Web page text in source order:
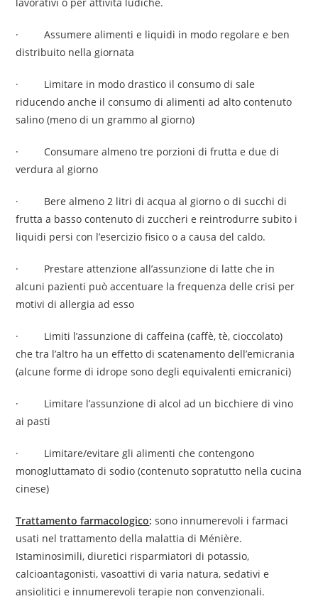
lavorativi o per attività ludiche.
· Assumere alimenti e liquidi in modo regolare e ben
distribuito nella giornata
· Limitare in modo drastico il consumo di sale
riducendo anche il consumo di alimenti ad alto contenuto
salino (meno di un grammo al giorno)
· Consumare almeno tre porzioni di frutta e due di
verdura al giorno
· Bere almeno 2 litri di acqua al giorno o di succhi di
frutta a basso contenuto di zuccheri e reintrodurre subito i
liquidi persi con l’esercizio fisico o a causa del caldo.
· Prestare attenzione all’assunzione di latte che in
alcuni pazienti può accentuare la frequenza delle crisi per
motivi di allergia ad esso
· Limiti l’assunzione di caffeina (caffè, tè, cioccolato)
che tra l’altro ha un effetto di scatenamento dell’emicrania
(alcune forme di idrope sono degli equivalenti emicranici)
· Limitare l’assunzione di alcol ad un bicchiere di vino
ai pasti
· Limitare/evitare gli alimenti che contengono
monogluttamato di sodio (contenuto sopratutto nella cucina
cinese)
Trattamento farmacologico: sono innumerevoli i farmaci
usati nel trattamento della malattia di Ménière.
Istaminosimili, diuretici risparmiatori di potassio,
calcioantagonisti, vasoattivi di varia natura, sedativi e
ansiolitici e innumerevoli terapie non convenzionali.